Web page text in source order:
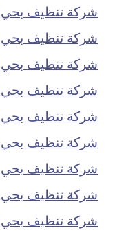
شركة تنظيف بحي
شركة تنظيف بحي
شركة تنظيف بحي
شركة تنظيف بحي
شركة تنظيف بحي
شركة تنظيف بحي
شركة تنظيف بحي
شركة تنظيف بحي
شركة تنظيف بحي